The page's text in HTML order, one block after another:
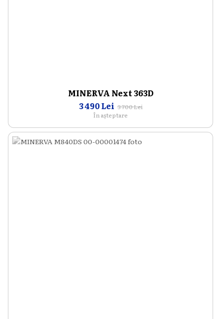
MINERVA Next 363D
3 490 Lei 3 700 Lei
În așteptare